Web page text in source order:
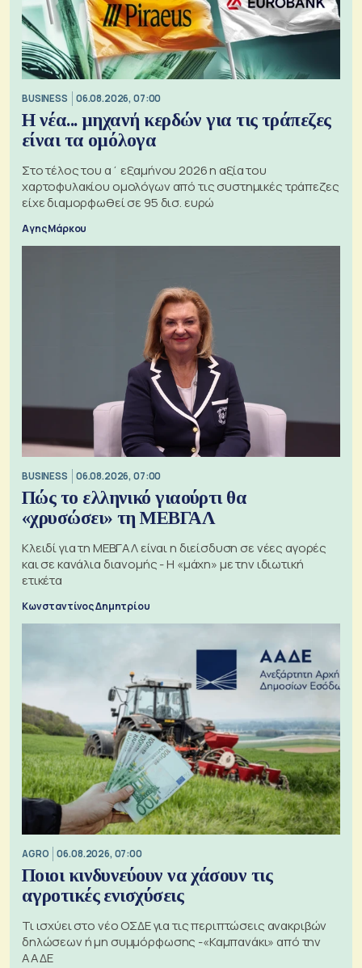
BUSINESS 06.08.2026, 07:00
Η νέα... μηχανή κερδών για τις τράπεζες
είναι τα ομόλογα
Στο τέλος του α΄ εξαμήνου 2026 η αξία του
χαρτοφυλακίου ομολόγων από τις συστημικές τράπεζες
είχε διαμορφωθεί σε 95 δισ. ευρώ
Αγης Μάρκου
BUSINESS 06.08.2026, 07:00
Πώς το ελληνικό γιαούρτι θα
«χρυσώσει» τη ΜΕΒΓΑΛ
Κλειδί για τη ΜΕΒΓΑΛ είναι η διείσδυση σε νέες αγορές
και σε κανάλια διανομής - Η «μάχη» με την ιδιωτική
ετικέτα
Κωνσταντίνος Δημητρίου
AGRO 06.08.2026, 07:00
Ποιοι κινδυνεύουν να χάσουν τις
αγροτικές ενισχύσεις
Τι ισχύει στο νέο ΟΣΔΕ για τις περιπτώσεις ανακριβών
δηλώσεων ή μη συμμόρφωσης -«Καμπανάκι» από την
ΑΑΔΕ